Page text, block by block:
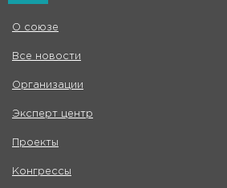
О союзе
Все новости
Организации
Эксперт центр
Проекты
Конгрессы